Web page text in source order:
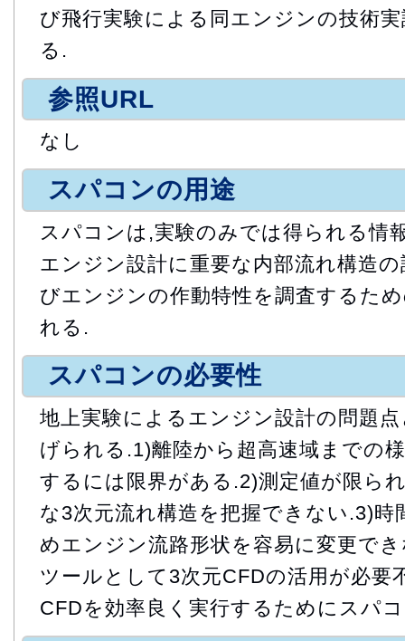
び飛行実験による同エンジンの技術
る.
参照URL
なし
スパコンの用途
スパコンは,実験のみでは得られる情
エンジン設計に重要な内部流れ構造
びエンジンの作動特性を調査するた
れる.
スパコンの必要性
地上実験によるエンジン設計の問題
げられる.1)離陸から超高速域までの
するには限界がある.2)測定値が限ら
な3次元流れ構造を把握できない.3)時
めエンジン流路形状を容易に変更で
ツールとして3次元CFDの活用が必要
CFDを効率良く実行するためにスパ